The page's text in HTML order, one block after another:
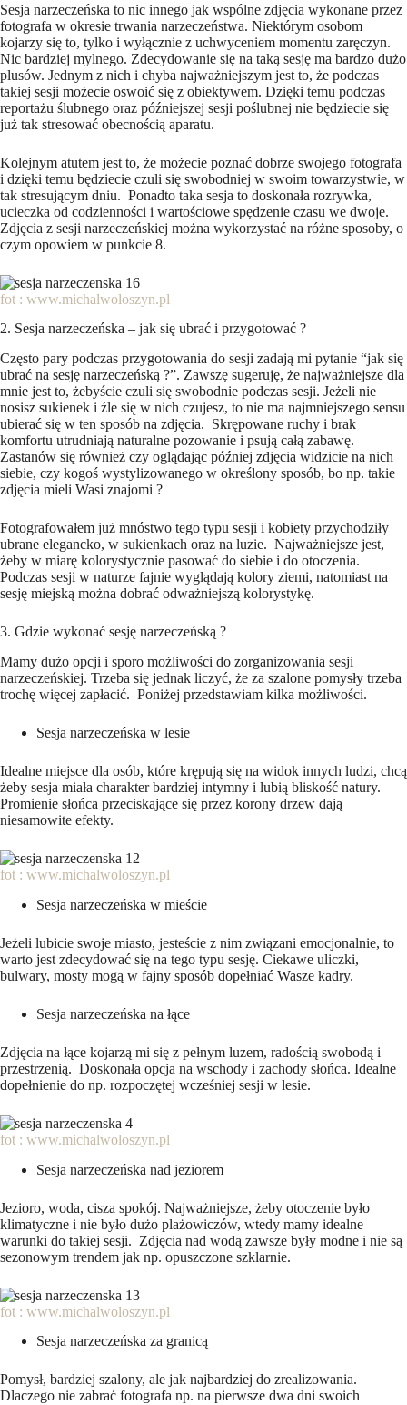
Sesja narzeczeńska to nic innego jak wspólne zdjęcia wykonane przez
fotografa w okresie trwania narzeczeństwa. Niektórym osobom
kojarzy się to, tylko i wyłącznie z uchwyceniem momentu zaręczyn.
Nic bardziej mylnego. Zdecydowanie się na taką sesję ma bardzo dużo
plusów. Jednym z nich i chyba najważniejszym jest to, że podczas
takiej sesji możecie oswoić się z obiektywem. Dzięki temu podczas
reportażu ślubnego oraz późniejszej sesji poślubnej nie będziecie się
już tak stresować obecnością aparatu.
Kolejnym atutem jest to, że możecie poznać dobrze swojego fotografa
i dzięki temu będziecie czuli się swobodniej w swoim towarzystwie, w
tak stresującym dniu. Ponadto taka sesja to doskonała rozrywka,
ucieczka od codzienności i wartościowe spędzenie czasu we dwoje.
Zdjęcia z sesji narzeczeńskiej można wykorzystać na różne sposoby, o
czym opowiem w punkcie 8.
fot : www.michalwoloszyn.pl
2. Sesja narzeczeńska – jak się ubrać i przygotować ?
Często pary podczas przygotowania do sesji zadają mi pytanie “jak się
ubrać na sesję narzeczeńską ?”. Zawszę sugeruję, że najważniejsze dla
mnie jest to, żebyście czuli się swobodnie podczas sesji. Jeżeli nie
nosisz sukienek i źle się w nich czujesz, to nie ma najmniejszego sensu
ubierać się w ten sposób na zdjęcia. Skrępowane ruchy i brak
komfortu utrudniają naturalne pozowanie i psują całą zabawę.
Zastanów się również czy oglądając później zdjęcia widzicie na nich
siebie, czy kogoś wystylizowanego w określony sposób, bo np. takie
zdjęcia mieli Wasi znajomi ?
Fotografowałem już mnóstwo tego typu sesji i kobiety przychodziły
ubrane elegancko, w sukienkach oraz na luzie. Najważniejsze jest,
żeby w miarę kolorystycznie pasować do siebie i do otoczenia.
Podczas sesji w naturze fajnie wyglądają kolory ziemi, natomiast na
sesję miejską można dobrać odważniejszą kolorystykę.
3. Gdzie wykonać sesję narzeczeńską ?
Mamy dużo opcji i sporo możliwości do zorganizowania sesji
narzeczeńskiej. Trzeba się jednak liczyć, że za szalone pomysły trzeba
trochę więcej zapłacić. Poniżej przedstawiam kilka możliwości.
Sesja narzeczeńska w lesie
Idealne miejsce dla osób, które krępują się na widok innych ludzi, chcą
żeby sesja miała charakter bardziej intymny i lubią bliskość natury.
Promienie słońca przeciskające się przez korony drzew dają
niesamowite efekty.
fot : www.michalwoloszyn.pl
Sesja narzeczeńska w mieście
Jeżeli lubicie swoje miasto, jesteście z nim związani emocjonalnie, to
warto jest zdecydować się na tego typu sesję. Ciekawe uliczki,
bulwary, mosty mogą w fajny sposób dopełniać Wasze kadry.
Sesja narzeczeńska na łące
Zdjęcia na łące kojarzą mi się z pełnym luzem, radością swobodą i
przestrzenią. Doskonała opcja na wschody i zachody słońca. Idealne
dopełnienie do np. rozpoczętej wcześniej sesji w lesie.
fot : www.michalwoloszyn.pl
Sesja narzeczeńska nad jeziorem
Jezioro, woda, cisza spokój. Najważniejsze, żeby otoczenie było
klimatyczne i nie było dużo plażowiczów, wtedy mamy idealne
warunki do takiej sesji. Zdjęcia nad wodą zawsze były modne i nie są
sezonowym trendem jak np. opuszczone szklarnie.
fot : www.michalwoloszyn.pl
Sesja narzeczeńska za granicą
Pomysł, bardziej szalony, ale jak najbardziej do zrealizowania.
Dlaczego nie zabrać fotografa np. na pierwsze dwa dni swoich